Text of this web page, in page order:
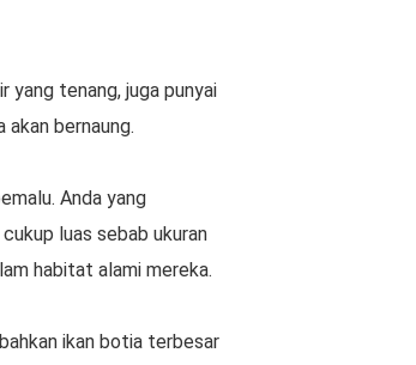
yang tenang, juga punyai
akan bernaung.
Anda yang
luas sebab ukuran
habitat alami mereka.
ikan botia terbesar